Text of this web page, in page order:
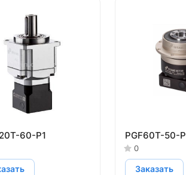
60-P1 PGF60T-50-
0
Заказать